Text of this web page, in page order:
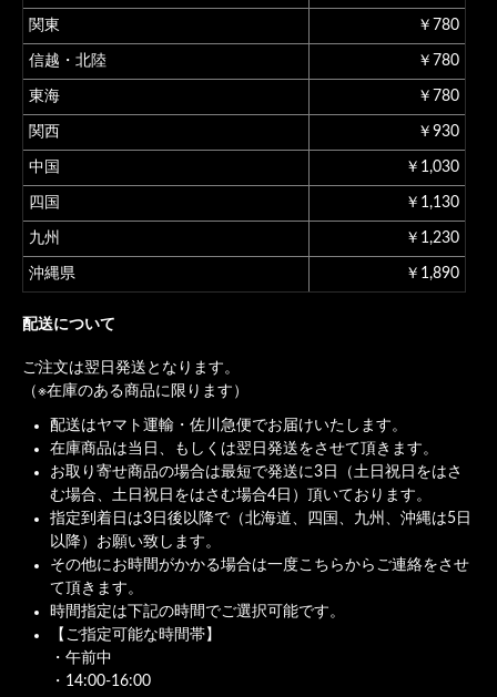
関東 ￥780
信越・北陸 ￥780
東海 ￥780
関西 ￥930
中国 ￥1,030
四国 ￥1,130
九州 ￥1,230
沖縄県 ￥1,890
配送について
ご注文は翌日発送となります。
（※在庫のある商品に限ります）
配送はヤマト運輸・佐川急便でお届けいたします。
在庫商品は当日、もしくは翌日発送をさせて頂きます。
お取り寄せ商品の場合は最短で発送に3日（土日祝日をはさ
む場合、土日祝日をはさむ場合4日）頂いております。
指定到着日は3日後以降で（北海道、四国、九州、沖縄は5日
以降）お願い致します。
その他にお時間がかかる場合は一度こちらからご連絡をさせ
て頂きます。
時間指定は下記の時間でご選択可能です。
【ご指定可能な時間帯】
・午前中
・14:00-16:00